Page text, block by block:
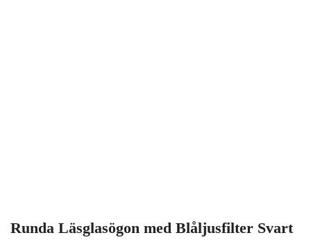
Runda Läsglasögon med Blåljusfilter Svart